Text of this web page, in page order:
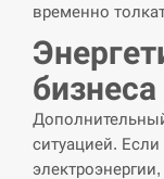
временно
бизнеса
ситуацией.